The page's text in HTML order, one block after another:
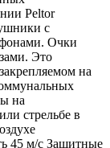
Peltor
с
Очки
Это
на
на
стрельбе в
45 м/с Защитные